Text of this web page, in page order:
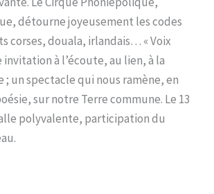
détourne joyeusement les codes
corses, douala, irlandais… « Voix
invitation à l’écoute, au lien, à la
un spectacle qui nous ramène, en
sur notre Terre commune. Le 13
polyvalente, participation du